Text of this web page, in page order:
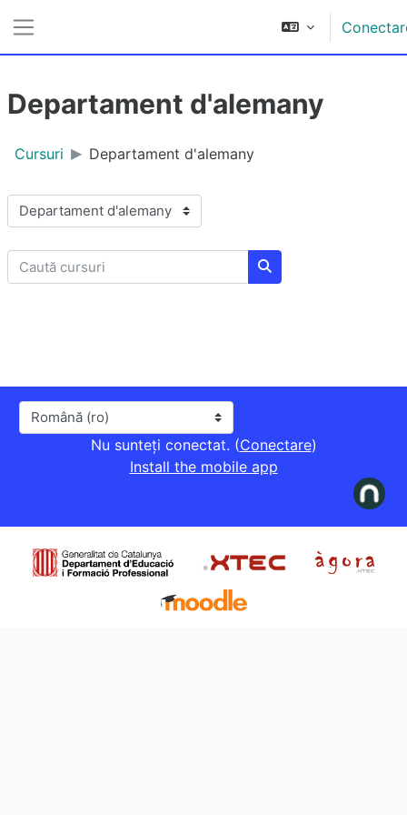
Departament d'alemany
Cursuri Departament d'alemany
Categorii curs
Caută cursuri
Caută cursuri
Limbă
Nu sunteți conectat. (Conectare)
Install the mobile app